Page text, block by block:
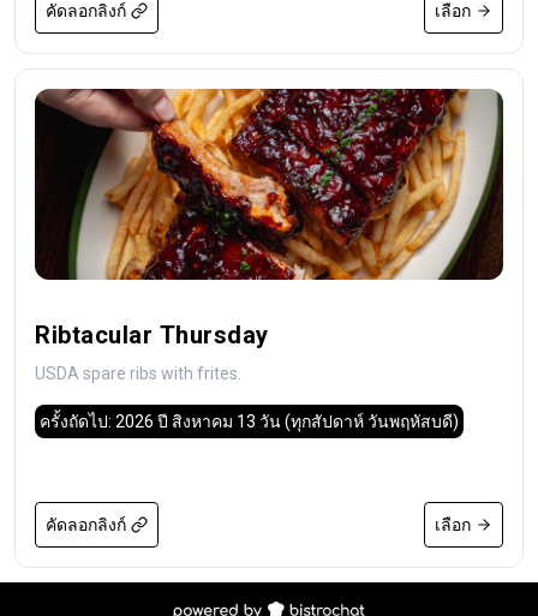
คัดลอกลิงก์ เลือก
Ribtacular Thursday
USDA spare ribs with frites.
ครั้งถัดไป: 2026 ปี สิงหาคม 13 วัน(ทุกสัปดาห์ วันพฤหัสบดี)
คัดลอกลิงก์ เลือก